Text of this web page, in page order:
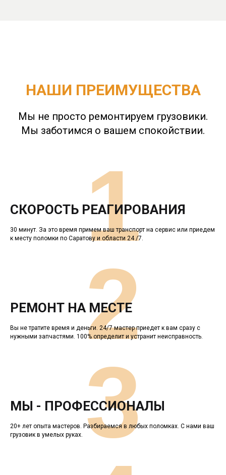
НАШИ ПРЕИМУЩЕСТВА
Мы не просто ремонтируем грузовики.
Мы заботимся о вашем спокойствии.
СКОРОСТЬ РЕАГИРОВАНИЯ
30 минут. За это время примем ваш транспорт на сервис или приедем
к месту поломки по Саратову и области 24 /7.
1
РЕМОНТ НА МЕСТЕ
Вы не тратите время и деньги. 24/7 мастер приедет к вам сразу с
нужными запчастями. 100% определит и устранит неисправность.
2
МЫ - ПРОФЕССИОНАЛЫ
20+ лет опыта мастеров. Разбираемся в любых поломках. С нами ваш
грузовик в умелых руках. 3